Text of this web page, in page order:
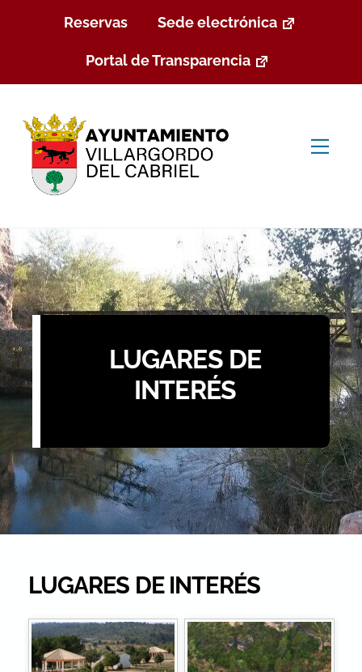
Reservas Sede electrónica
Portal de Transparencia
LUGARES DE
INTERÉS
LUGARES DE INTERÉS